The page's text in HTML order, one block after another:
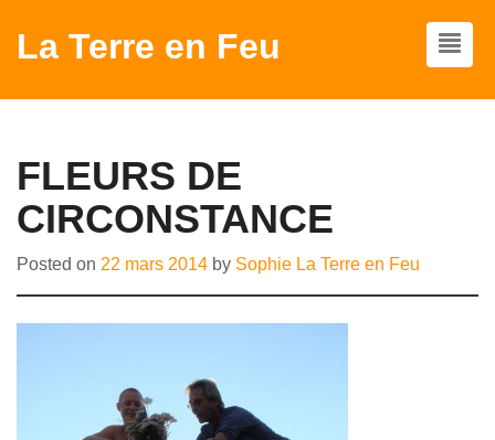
La Terre en Feu
FLEURS DE
CIRCONSTANCE
Posted on 22 mars 2014 by Sophie La Terre en Feu